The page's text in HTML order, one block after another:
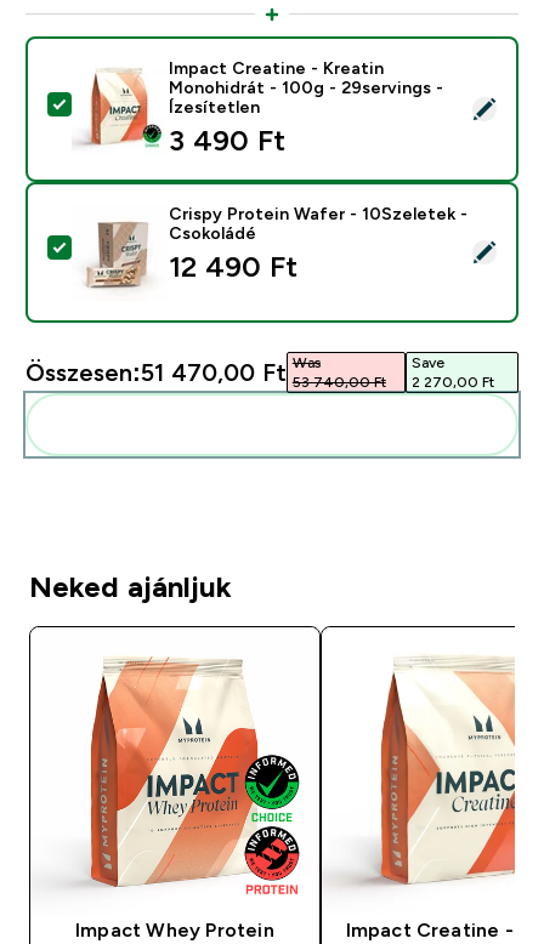
Termék kiválasztása - Impact Creatine - Kreatin
Impact Creatine - Kreatin
Monohidrát - 100g - 29servings -
Ízesítetlen
3 490 Ft‎
Termék kiválasztása - Crispy Protein Wafer -
Crispy Protein Wafer - 10Szeletek -
Csokoládé
12 490 Ft‎
Összesen:51 470,00 Ft‎ Was
53 740,00 Ft‎
Save
2 270,00 Ft‎
Neked ajánljuk
Impact Whey Protein
Impact Creatine -